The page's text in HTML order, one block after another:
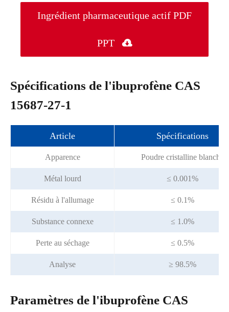
Ingrédient pharmaceutique actif PDF
PPT 
Spécifications de l'ibuprofène CAS
15687-27-1
Article Spécifications
Apparence Poudre cristalline blanche
Métal lourd ≤ 0.001%
Résidu à l'allumage ≤ 0.1%
Substance connexe ≤ 1.0%
Perte au séchage ≤ 0.5%
Analyse ≥ 98.5%
Paramètres de l'ibuprofène CAS